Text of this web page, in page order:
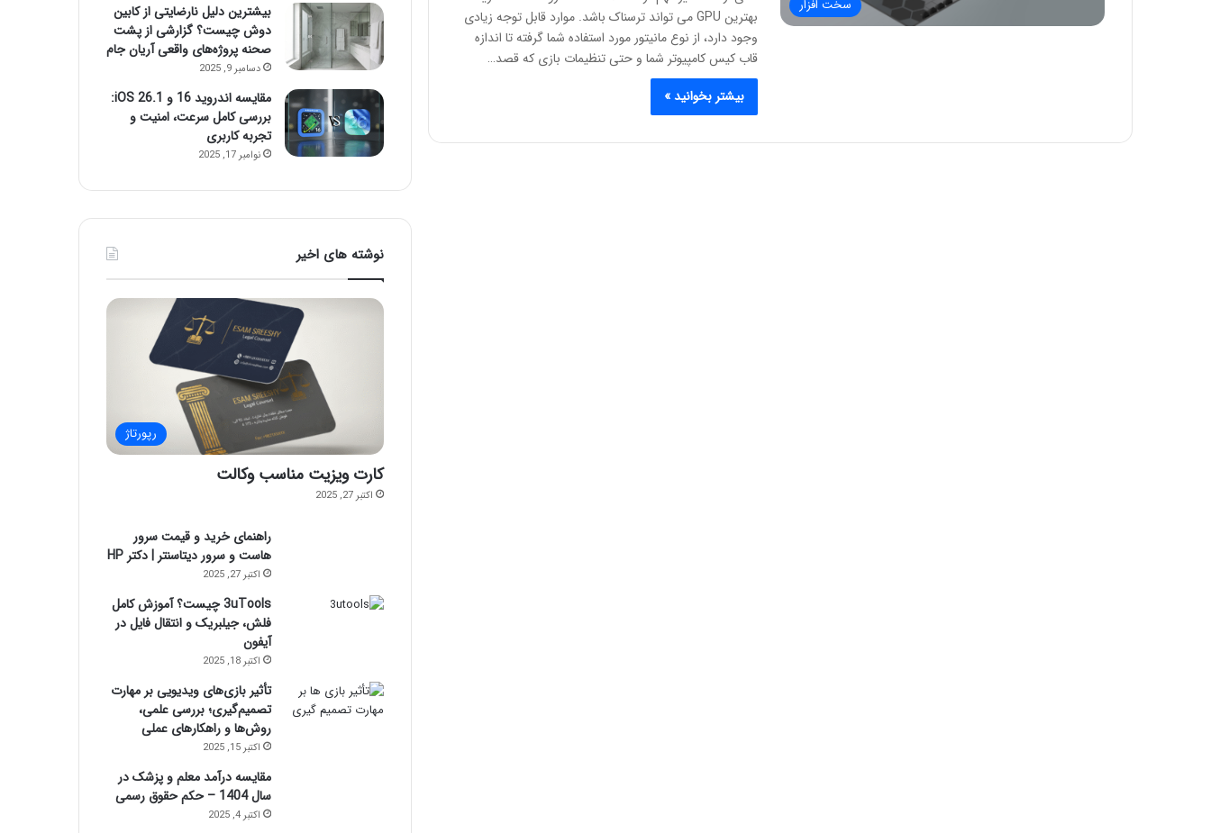
سخت افزار
بهترین GPU می تواند ترسناک باشد. موارد قابل توجه زیادی
وجود دارد، از نوع مانیتور مورد استفاده شما گرفته تا اندازه
قاب کیس کامپیوتر شما و حتی تنظیمات بازی که قصد…
بیشتر بخوانید »
بیشترین دلیل نارضایتی از کابین
دوش چیست؟ گزارشی از پشت
صحنه پروژه‌های واقعی آریان جام
دسامبر 9, 2025
مقایسه اندروید 16 و iOS 26.1:
بررسی کامل سرعت، امنیت و
تجربه کاربری
نوامبر 17, 2025
نوشته های اخیر
رپورتاژ
کارت ویزیت مناسب وکالت
اکتبر 27, 2025
راهنمای خرید و قیمت سرور
هاست و سرور دیتاسنتر | دکتر HP
اکتبر 27, 2025
3uTools چیست؟ آموزش کامل
فلش، جیلبریک و انتقال فایل در
آیفون
اکتبر 18, 2025
تأثیر بازی‌های ویدیویی بر مهارت
تصمیم‌گیری؛ بررسی علمی،
روش‌ها و راهکارهای عملی
اکتبر 15, 2025
مقایسه درآمد معلم و پزشک در
سال 1404 – حکم حقوق رسمی
اکتبر 4, 2025